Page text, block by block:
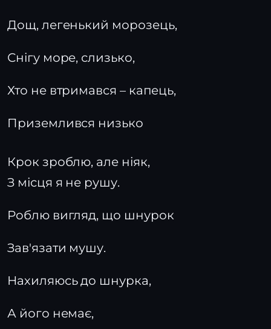
Дощ, легенький морозець,
Снігу море, слизько,
Хто не втримався – капець,
Приземлився низько
Крок зроблю, але ніяк,
З місця я не рушу.
Роблю вигляд, що шнурок
Зав'язати мушу.
Нахиляюсь до шнурка,
А його немає,